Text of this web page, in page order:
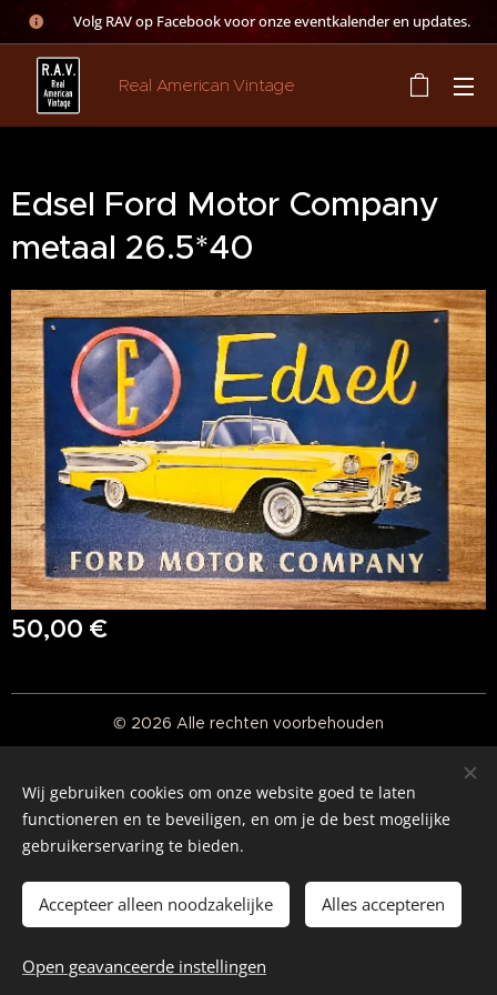
👉 Volg RAV op Facebook voor onze eventkalender en updates.
Real American Vintage
Edsel Ford Motor Company
metaal 26.5*40
50,00 €
Toevoegen aan de winkelwagen
© 2026 Alle rechten voorbehouden
Cookies
Talen
Nederlands
English
Wij gebruiken cookies om onze website goed te laten
functioneren en te beveiligen, en om je de best mogelijke
gebruikerservaring te bieden.
Accepteer alleen noodzakelijke Alles accepteren
Open geavanceerde instellingen